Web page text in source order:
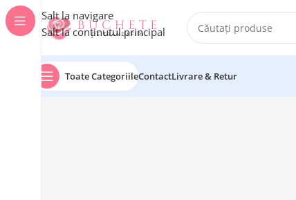
Salt la navigare
Salt la conținutul principal
Toate CategoriileContactLivrare & Retur